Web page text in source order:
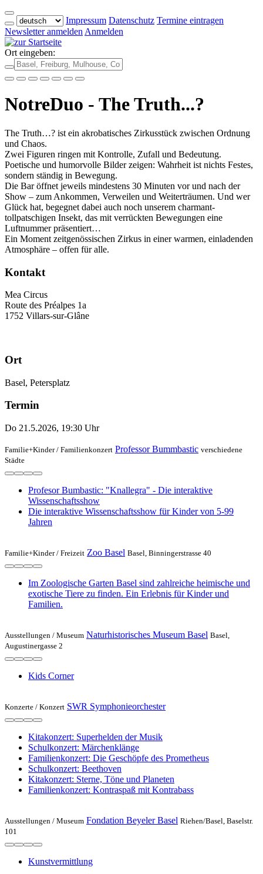
Impressum Datenschutz Termine eintragen
Newsletter anmelden Anmelden
Ort eingeben:
NotreDuo - The Truth...?
The Truth…? ist ein akrobatisches Zirkusstück zwischen Ordnung
und Chaos.
Zwei Figuren ringen mit Kontrolle, Zufall und Bedeutung.
Poetische und humorvolle Bilder zeigen: Wahrheit ist nichts Festes,
sondern ständig in Bewegung.
Die Bar öffnet jeweils mindestens 30 Minuten vor und nach der
Show – zum Ankommen, Verweilen und Weiterträumen. Und wer
Glück hat, begegnet dabei auch noch unserem charmant-
tollpatschigen Insekt, das mit verrückten Bewegungen eine
Luftnummer präsentiert…
Ein Moment zeitgenössischen Zirkus in einer warmen, einladenden
Atmosphäre – offen für alle.
Kontakt
Mea Circus
Route des Préalpes 1a
1752 Villars-sur-Glâne
Ort
Basel, Petersplatz
Termin
Do 21.5.2026, 19:30 Uhr
Familie+Kinder / Familienkonzert Professor Bummbastic verschiedene
Städte
Profesor Bumbastic: "Knallegra" - Die interaktive
Wissenschaftsshow
Die interaktive Wissenschaftsshow für Kinder von 5-99
Jahren
Familie+Kinder / Freizeit Zoo Basel Basel, Binningerstrasse 40
Im Zoologische Garten Basel sind zahlreiche heimische und
exotische Tiere zu finden. Ein Erlebnis für Kinder und
Familien.
Ausstellungen / Museum Naturhistorisches Museum Basel Basel,
Augustinergasse 2
Kids Corner
Konzerte / Konzert SWR Symphonieorchester
Kitakonzert: Superhelden der Musik
Schulkonzert: Märchenklänge
Familienkonzert: Die Geschöpfe des Prometheus
Schulkonzert: Beethoven
Kitakonzert: Sterne, Töne und Planeten
Familienkonzert: Kontraspaß mit Kontrabass
Ausstellungen / Museum Fondation Beyeler Basel Riehen/Basel, Baselstr.
101
Kunstvermittlung